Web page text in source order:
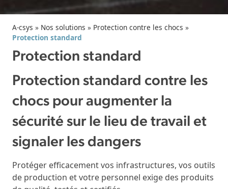
A-csys » Nos solutions » Protection contre les chocs »
Protection standard
Protection standard
Protection standard contre les
chocs pour augmenter la
sécurité sur le lieu de travail et
signaler les dangers
Protéger efficacement vos infrastructures, vos outils
de production et votre personnel exige des produits